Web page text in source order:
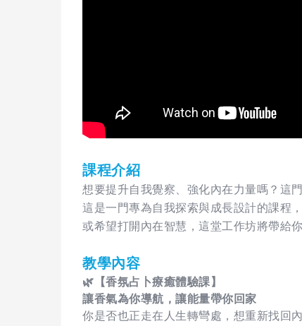
課程介紹
想要提升自我覺察、強化內在力量嗎？這
這是一門專為自我探索與成長設計的課程
或希望打開內在智慧，這堂工作坊將帶給
教學內容
🌿 【香氛占卜療癒體驗課】
讓香氣為你導航，讓能量帶你回家
你是否也正走在人生轉彎處，想重新找回